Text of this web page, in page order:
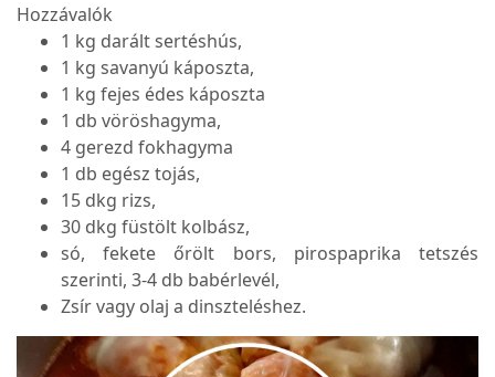
Hozzávalók
1 kg darált sertéshús,
1 kg savanyú káposzta,
1 kg fejes édes káposzta
1 db vöröshagyma,
4 gerezd fokhagyma
1 db egész tojás,
15 dkg rizs,
30 dkg füstölt kolbász,
só, fekete őrölt bors, pirospaprika tetszés
szerinti, 3-4 db babérlevél,
Zsír vagy olaj a dinszteléshez.